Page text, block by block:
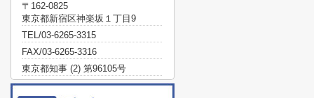
〒162-0825
東京都新宿区神楽坂１丁目9
TEL/03-6265-3315
FAX/03-6265-3316
東京都知事 (2) 第96105号